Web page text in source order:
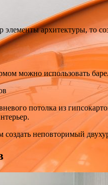
элементы архитектуры, то
можно использовать
потолка из
неповторимый